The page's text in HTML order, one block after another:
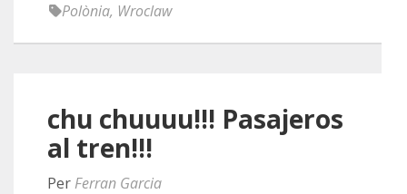
Polònia, Wroclaw
chu chuuuu!!! Pasajeros
al tren!!!
Per Ferran Garcia